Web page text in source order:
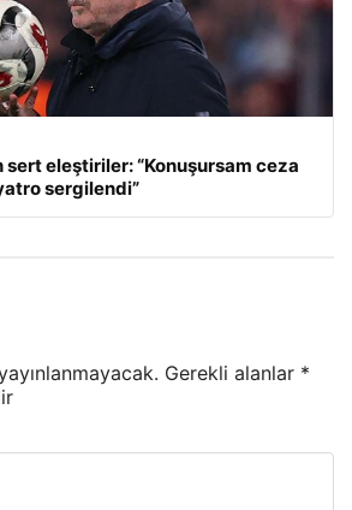
sert eleştiriler: “Konuşursam ceza
sergilendi”
Gerekli alanlar *